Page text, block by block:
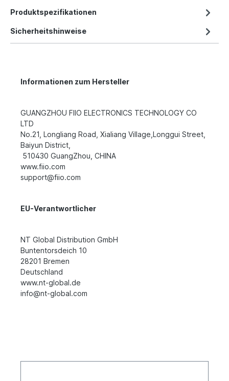
Produktspezifikationen
Sicherheitshinweise
Informationen zum Hersteller
GUANGZHOU FIIO ELECTRONICS TECHNOLOGY CO
LTD
No.21, Longliang Road, Xialiang Village,Longgui Street,
Baiyun District,
510430 GuangZhou, CHINA
www.fiio.com
support@fiio.com
EU-Verantwortlicher
NT Global Distribution GmbH
Buntentorsdeich 10
28201 Bremen
Deutschland
www.nt-global.de
info@nt-global.com